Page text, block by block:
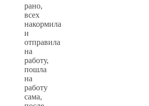
рано,
всех
накормила
и
отправила
на
работу,
пошла
на
работу
сама,